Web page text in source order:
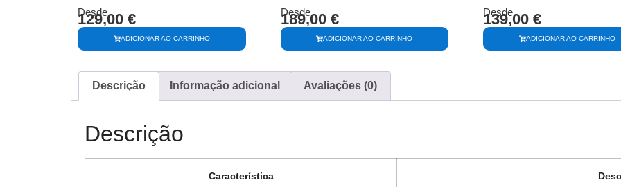
ADICIONAR AO CARRINHO
Desde
129,00 €
ADICIONAR AO CARRINHO
Desde
189,00 €
ADICIONAR AO CARRINHO
Desde
139,00 €
Descrição Informação adicional Avaliações (0)
Descrição
Característica